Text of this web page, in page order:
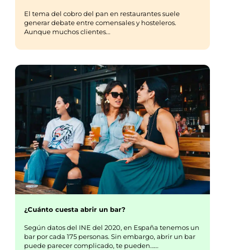
El tema del cobro del pan en restaurantes suele
generar debate entre comensales y hosteleros.
Aunque muchos clientes...
¿Cuánto cuesta abrir un bar?
Según datos del INE del 2020, en España tenemos un
bar por cada 175 personas. Sin embargo, abrir un bar
puede parecer complicado, te pueden……